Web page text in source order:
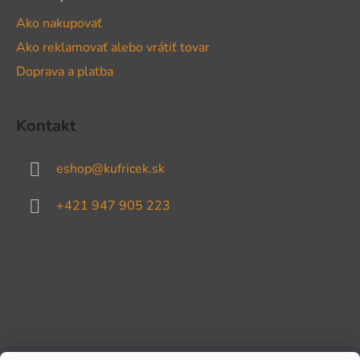
Ako nakupovať
Ako reklamovať alebo vrátiť tovar
Doprava a platba
Kontakt
eshop@kufricek.sk
+421 947 905 223